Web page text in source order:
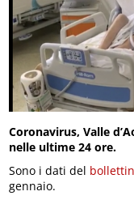
Coronavirus, Valle
nelle ultime 24 ore.
Sono i dati del
gennaio.